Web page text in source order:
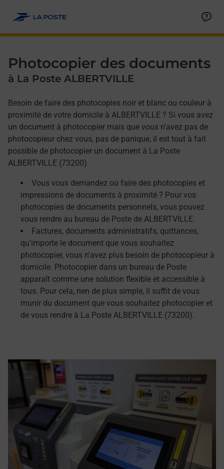
Photocopier des documents
à La Poste ALBERTVILLE
Besoin de faire des photocopies noir et blanc ou couleur à
proximité de votre domicile à ALBERTVILLE ? Si vous avez
un document à photocopier mais que vous n'avez pas de
photocopieur chez vous, pas de panique, il est tout à fait
possible de photocopier un document à La Poste
ALBERTVILLE (73200).
Vous vous demandez où faire des photocopies et
impressions de documents à proximité ? Pour vos
photocopies de documents personnels, vous pouvez
vous rendre au bureau de Poste de ALBERTVILLE.
Factures, documents administratifs, quittances,
qu'importe le document que vous souhaitez
photocopier, vous n'avez plus besoin de photocopieur à
domicile. Photocopier dans un bureau de Poste
apparaît comme une solution flexible et accessible à
tous. Pour cela, rien de plus simple, il suffit de vous
munir du document que vous souhaitez photocopier et
de vous rendre à La Poste ALBERTVILLE (73200).